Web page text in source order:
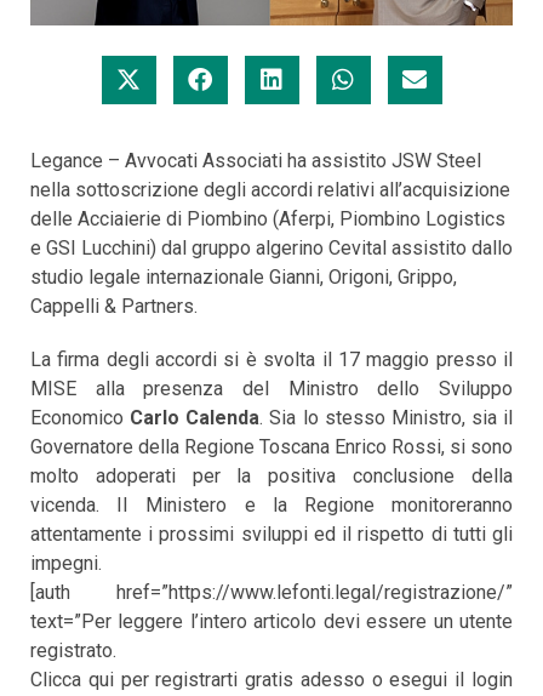
Legance – Avvocati Associati ha assistito JSW Steel
nella sottoscrizione degli accordi relativi all’acquisizione
delle Acciaierie di Piombino (Aferpi, Piombino Logistics
e GSI Lucchini) dal gruppo algerino Cevital assistito dallo
studio legale internazionale Gianni, Origoni, Grippo,
Cappelli & Partners.
La firma degli accordi si è svolta il 17 maggio presso il
MISE alla presenza del Ministro dello Sviluppo
Economico Carlo Calenda. Sia lo stesso Ministro, sia il
Governatore della Regione Toscana Enrico Rossi, si sono
molto adoperati per la positiva conclusione della
vicenda. II Ministero e la Regione monitoreranno
attentamente i prossimi sviluppi ed il rispetto di tutti gli
impegni.
[auth href=”https://www.lefonti.legal/registrazione/”
text=”Per leggere l’intero articolo devi essere un utente
registrato.
Clicca qui per registrarti gratis adesso o esegui il login